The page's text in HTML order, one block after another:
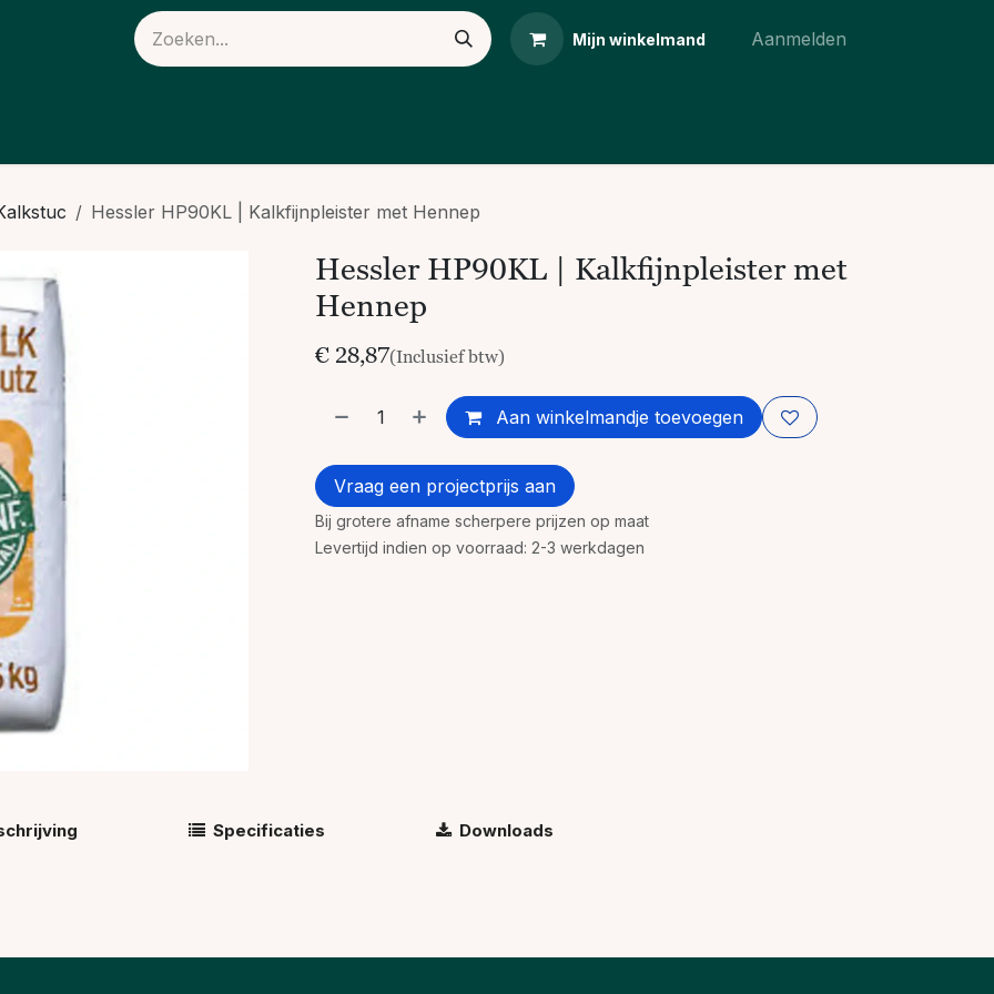
Mijn winkelmand Aanmelden
Hessler HP90KL | Kalkfijnpleister met Hennep
Hessler HP90KL | Kalkfijnpleister met
Hennep
€ 28,87(Inclusief btw)
Aan winkelmandje toevoegen
Vraag een projectprijs aan
Bij grotere afname scherpere prijzen op maat
Levertijd indien op voorraad: 2-3 werkdagen
Specificaties Downloads